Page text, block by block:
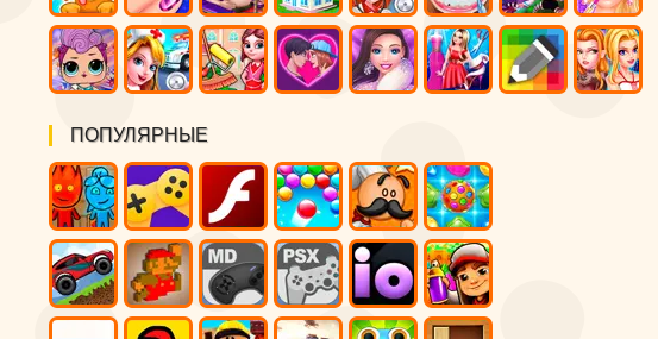
ПОПУЛЯРНЫЕ